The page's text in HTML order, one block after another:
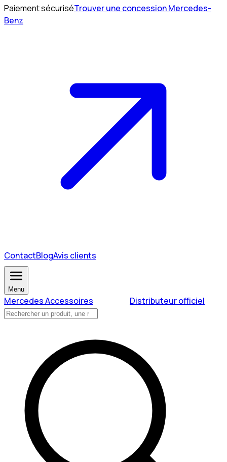
Paiement sécuriséTrouver une concession Mercedes-
Benz
ContactBlogAvis clients
Menu
Mercedes Accessoires Distributeur officiel